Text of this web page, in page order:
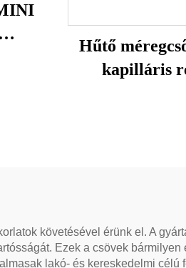
Hűtő
kapilláris
követésével érünk el. A
Ezek a csövek bármilyen
lakó- és kereskedelmi célú